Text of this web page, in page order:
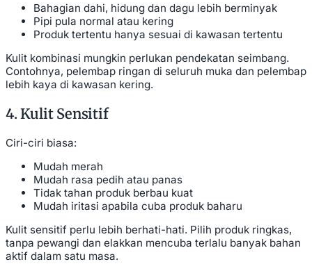
Bahagian dahi, hidung dan dagu lebih berminyak
Pipi pula normal atau kering
Produk tertentu hanya sesuai di kawasan tertentu
Kulit kombinasi mungkin perlukan pendekatan seimbang.
Contohnya, pelembap ringan di seluruh muka dan pelembap
lebih kaya di kawasan kering.
4. Kulit Sensitif
Ciri-ciri biasa:
Mudah merah
Mudah rasa pedih atau panas
Tidak tahan produk berbau kuat
Mudah iritasi apabila cuba produk baharu
Kulit sensitif perlu lebih berhati-hati. Pilih produk ringkas,
tanpa pewangi dan elakkan mencuba terlalu banyak bahan
aktif dalam satu masa.